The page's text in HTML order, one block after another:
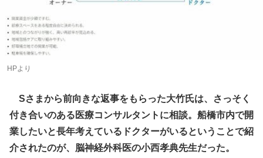
HPより
Sさまから前向きな返事をもらった大竹氏は、さっそく
付き合いのある医療コンサルタントに相談。船橋市内で開
業したいと長年考えているドクターがいるということで紹
介されたのが、脳神経外科医の小西孝典先生だった。